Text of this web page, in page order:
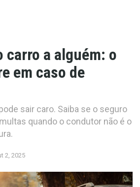
carro a alguém: o
em caso de
sair caro. Saiba se o seguro
quando o condutor não é o
2, 2025